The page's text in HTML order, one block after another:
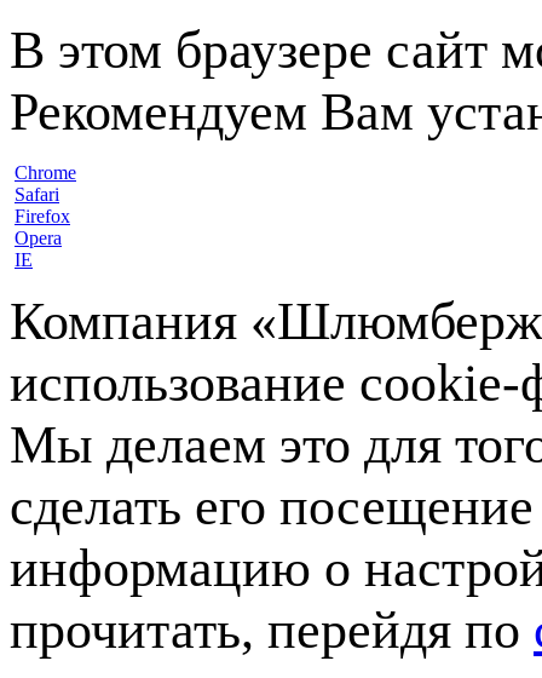
В этом браузере сайт
Рекомендуем Вам
Chrome
Safari
Firefox
Opera
IE
Компания
использование
Мы делаем это для
сделать его
информацию о
прочитать, перейдя по